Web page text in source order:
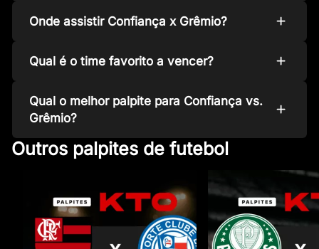
Onde assistir Confiança x Grêmio?
Qual é o time favorito a vencer?
Qual o melhor palpite para Confiança vs.
Grêmio?
Outros palpites de futebol